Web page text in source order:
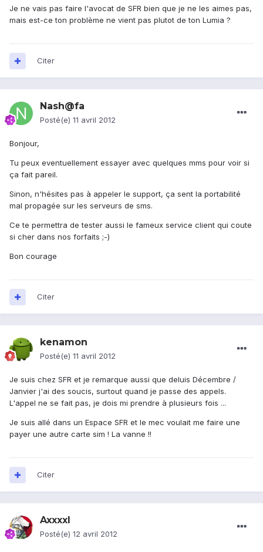
Je ne vais pas faire l'avocat de SFR bien que je ne les aimes pas,
mais est-ce ton problème ne vient pas plutot de ton Lumia ?
Citer
Nash@fa
Posté(e) 11 avril 2012
Bonjour,
Tu peux eventuellement essayer avec quelques mms pour voir si
ça fait pareil.
Sinon, n'hésites pas à appeler le support, ça sent la portabilité
mal propagée sur les serveurs de sms.
Ce te permettra de tester aussi le fameux service client qui coute
si cher dans nos forfaits ;-)
Bon courage
Citer
kenamon
Posté(e) 11 avril 2012
Je suis chez SFR et je remarque aussi que deluis Décembre /
Janvier j'ai des soucis, surtout quand je passe des appels.
L'appel ne se fait pas, je dois mi prendre à plusieurs fois ...
Je suis allé dans un Espace SFR et le mec voulait me faire une
payer une autre carte sim ! La vanne !!
Citer
Axxxxl
Posté(e) 12 avril 2012